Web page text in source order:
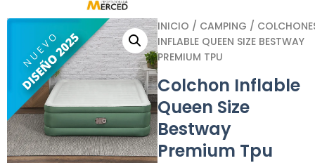
INICIO / CAMPING /
INFLABLE QUEEN SIZE BESTWAY
PREMIUM TPU
Colchon Inflable
Queen Size
Bestway
Premium Tpu